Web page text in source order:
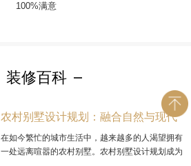
100%满意
装修百科
农村别墅设计规划：融合自然与现代
的理想家居
在如今繁忙的城市生活中，越来越多的人渴望拥有
一处远离喧嚣的农村别墅。农村别墅设计规划成为